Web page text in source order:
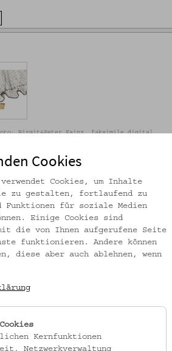
/ Foto: Birgit&Peter Kainz, faksimile digital
Cookies
Cookies, um Inhalte
zu gestalten, fortlaufend zu
Funktionen für soziale Medien
Einige Cookies sind
die von Ihnen aufgerufene Seite
funktionieren. Andere können
diese aber auch ablehnen, wenn
Kernfunktionen
Netzwerkverwaltung